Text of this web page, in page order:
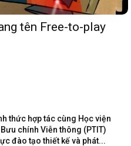
tên Free-to-play
thức hợp tác cùng Học viện
chính Viễn thông (PTIT)
đào tạo thiết kế và phát...